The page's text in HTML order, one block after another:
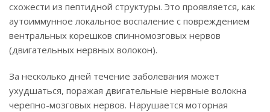
схожести из пептидной структуры. Это проявляется, как
аутоиммунное локальное воспаление с повреждением
вентральных корешков спинномозговых нервов
(двигательных нервных волокон).
За несколько дней течение заболевания может
ухудшаться, поражая двигательные нервные волокна
черепно-мозговых нервов. Нарушается моторная